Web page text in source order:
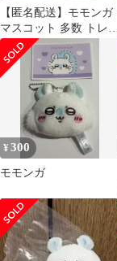
【匿名配送】モモンガ
マスコット 多数 トレカ
スタンプ キーホルダー
【正規品】
¥300
モモンガ